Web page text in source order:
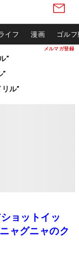
メルマガ登録
イフ 漫画 ゴル
”
ル”
ョットイッ
ャグニャのク